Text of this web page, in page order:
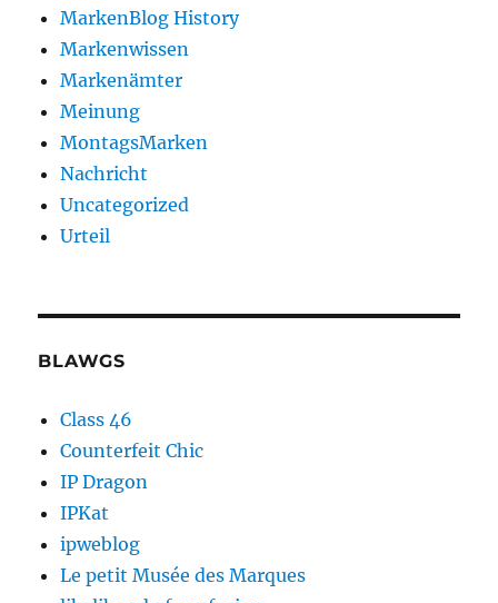
MarkenBlog History
Markenwissen
Markenämter
Meinung
MontagsMarken
Nachricht
Uncategorized
Urteil
BLAWGS
Class 46
Counterfeit Chic
IP Dragon
IPKat
ipweblog
Le petit Musée des Marques